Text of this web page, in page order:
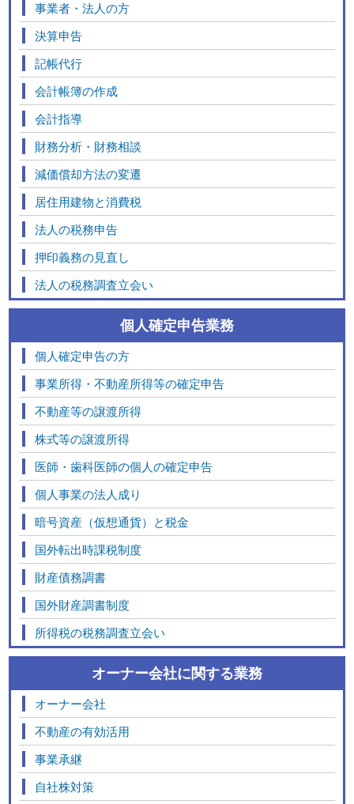
事業者・法人の方
決算申告
記帳代行
会計帳簿の作成
会計指導
財務分析・財務相談
減価償却方法の変遷
居住用建物と消費税
法人の税務申告
押印義務の見直し
法人の税務調査立会い
個人確定申告業務
個人確定申告の方
事業所得・不動産所得等の確定申告
不動産等の譲渡所得
株式等の譲渡所得
医師・歯科医師の個人の確定申告
個人事業の法人成り
暗号資産（仮想通貨）と税金
国外転出時課税制度
財産債務調書
国外財産調書制度
所得税の税務調査立会い
オーナー会社に関する業務
オーナー会社
不動産の有効活用
事業承継
自社株対策